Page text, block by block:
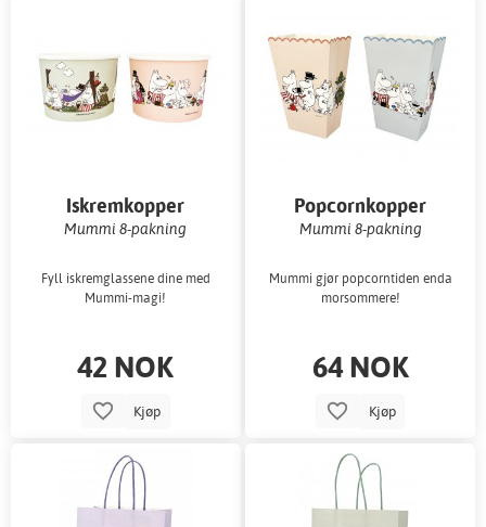
Iskremkopper
Mummi 8-pakning
Fyll iskremglassene dine med
Mummi-magi!
42 NOK
Kjøp
Popcornkopper
Mummi 8-pakning
Mummi gjør popcorntiden enda
morsommere!
64 NOK
Kjøp